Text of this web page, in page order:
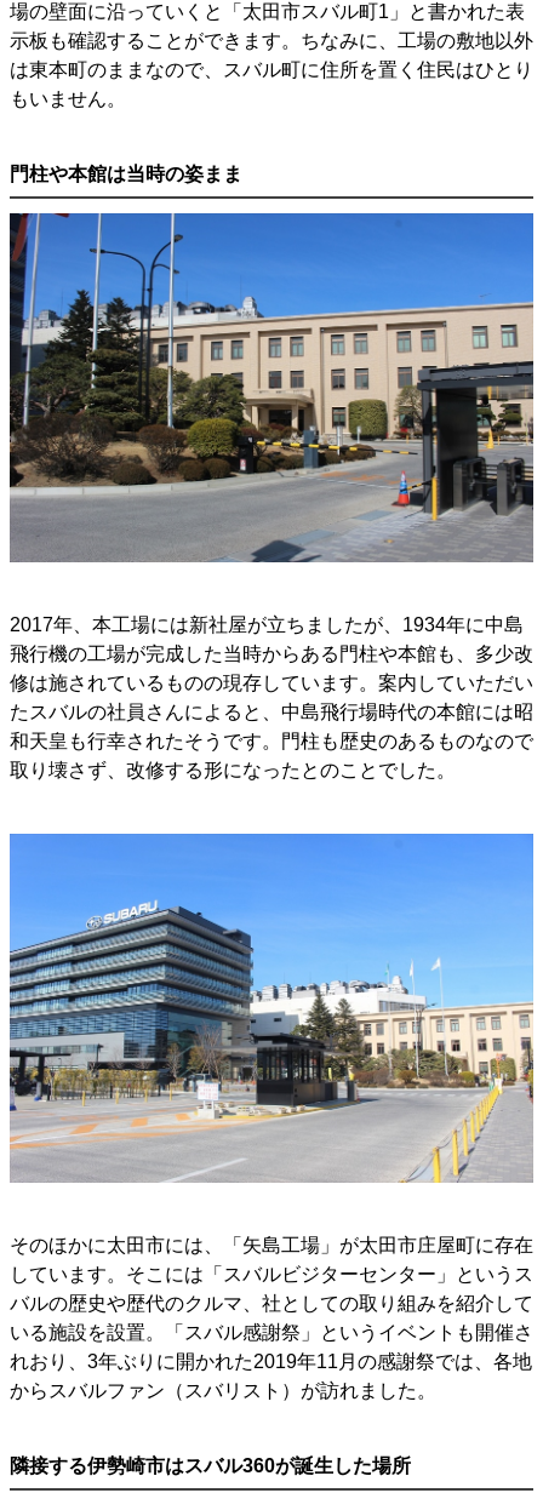
場の壁面に沿っていくと「太田市スバル町1」と書かれた表
示板も確認することができます。ちなみに、工場の敷地以外
は東本町のままなので、スバル町に住所を置く住民はひとり
もいません。
門柱や本館は当時の姿まま
2017年、本工場には新社屋が立ちましたが、1934年に中島
飛行機の工場が完成した当時からある門柱や本館も、多少改
修は施されているものの現存しています。案内していただい
たスバルの社員さんによると、中島飛行場時代の本館には昭
和天皇も行幸されたそうです。門柱も歴史のあるものなので
取り壊さず、改修する形になったとのことでした。
そのほかに太田市には、「矢島工場」が太田市庄屋町に存在
しています。そこには「スバルビジターセンター」というス
バルの歴史や歴代のクルマ、社としての取り組みを紹介して
いる施設を設置。「スバル感謝祭」というイベントも開催さ
れおり、3年ぶりに開かれた2019年11月の感謝祭では、各地
からスバルファン（スバリスト）が訪れました。
隣接する伊勢崎市はスバル360が誕生した場所